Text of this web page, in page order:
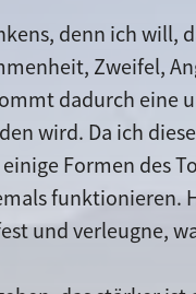
denn ich will,
Zweifel,
dadurch
wird. Da ich
Formen des
funktionieren.
und verleugne,